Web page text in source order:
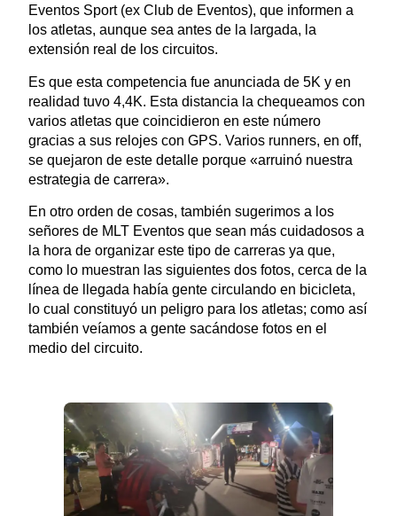
Eventos Sport (ex Club de Eventos), que informen a
los atletas, aunque sea antes de la largada, la
extensión real de los circuitos.
Es que esta competencia fue anunciada de 5K y en
realidad tuvo 4,4K. Esta distancia la chequeamos con
varios atletas que coincidieron en este número
gracias a sus relojes con GPS. Varios runners, en off,
se quejaron de este detalle porque «arruinó nuestra
estrategia de carrera».
En otro orden de cosas, también sugerimos a los
señores de MLT Eventos que sean más cuidadosos a
la hora de organizar este tipo de carreras ya que,
como lo muestran las siguientes dos fotos, cerca de la
línea de llegada había gente circulando en bicicleta,
lo cual constituyó un peligro para los atletas; como así
también veíamos a gente sacándose fotos en el
medio del circuito.